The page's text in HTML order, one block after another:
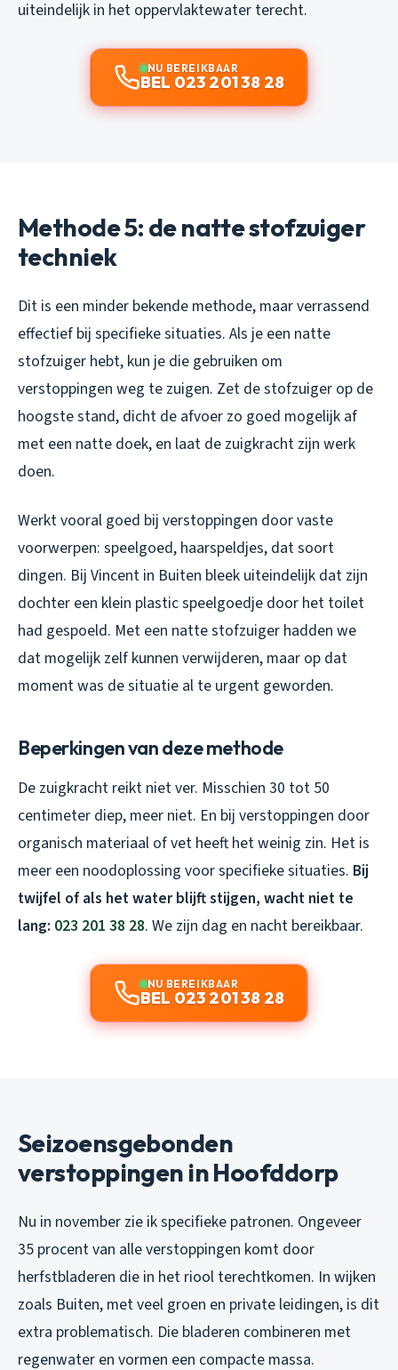
uiteindelijk in het oppervlaktewater terecht.
NU BEREIKBAAR
BEL 023 201 38 28
Methode 5: de natte stofzuiger
techniek
Dit is een minder bekende methode, maar verrassend
effectief bij specifieke situaties. Als je een natte
stofzuiger hebt, kun je die gebruiken om
verstoppingen weg te zuigen. Zet de stofzuiger op de
hoogste stand, dicht de afvoer zo goed mogelijk af
met een natte doek, en laat de zuigkracht zijn werk
doen.
Werkt vooral goed bij verstoppingen door vaste
voorwerpen: speelgoed, haarspeldjes, dat soort
dingen. Bij Vincent in Buiten bleek uiteindelijk dat zijn
dochter een klein plastic speelgoedje door het toilet
had gespoeld. Met een natte stofzuiger hadden we
dat mogelijk zelf kunnen verwijderen, maar op dat
moment was de situatie al te urgent geworden.
Beperkingen van deze methode
De zuigkracht reikt niet ver. Misschien 30 tot 50
centimeter diep, meer niet. En bij verstoppingen door
organisch materiaal of vet heeft het weinig zin. Het is
meer een noodoplossing voor specifieke situaties. Bij
twijfel of als het water blijft stijgen, wacht niet te
lang: 023 201 38 28. We zijn dag en nacht bereikbaar.
NU BEREIKBAAR
BEL 023 201 38 28
Seizoensgebonden
verstoppingen in Hoofddorp
Nu in november zie ik specifieke patronen. Ongeveer
35 procent van alle verstoppingen komt door
herfstbladeren die in het riool terechtkomen. In wijken
zoals Buiten, met veel groen en private leidingen, is dit
extra problematisch. Die bladeren combineren met
regenwater en vormen een compacte massa.